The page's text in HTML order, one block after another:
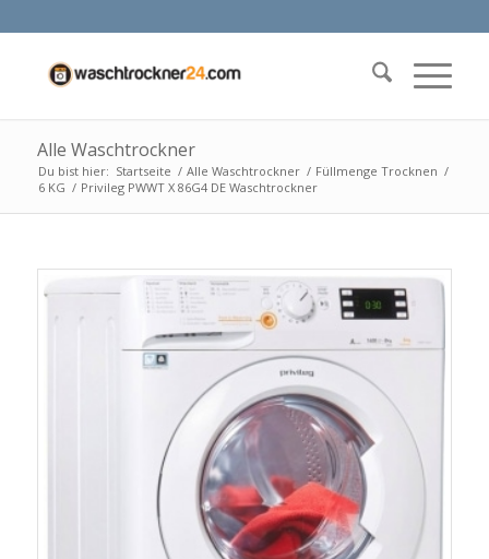
Alle Waschtrockner
Du bist hier: Startseite / Alle Waschtrockner / Füllmenge Trocknen /
6 KG / Privileg PWWT X 86G4 DE Waschtrockner